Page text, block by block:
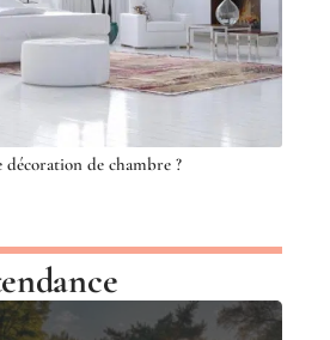
de chambre ?